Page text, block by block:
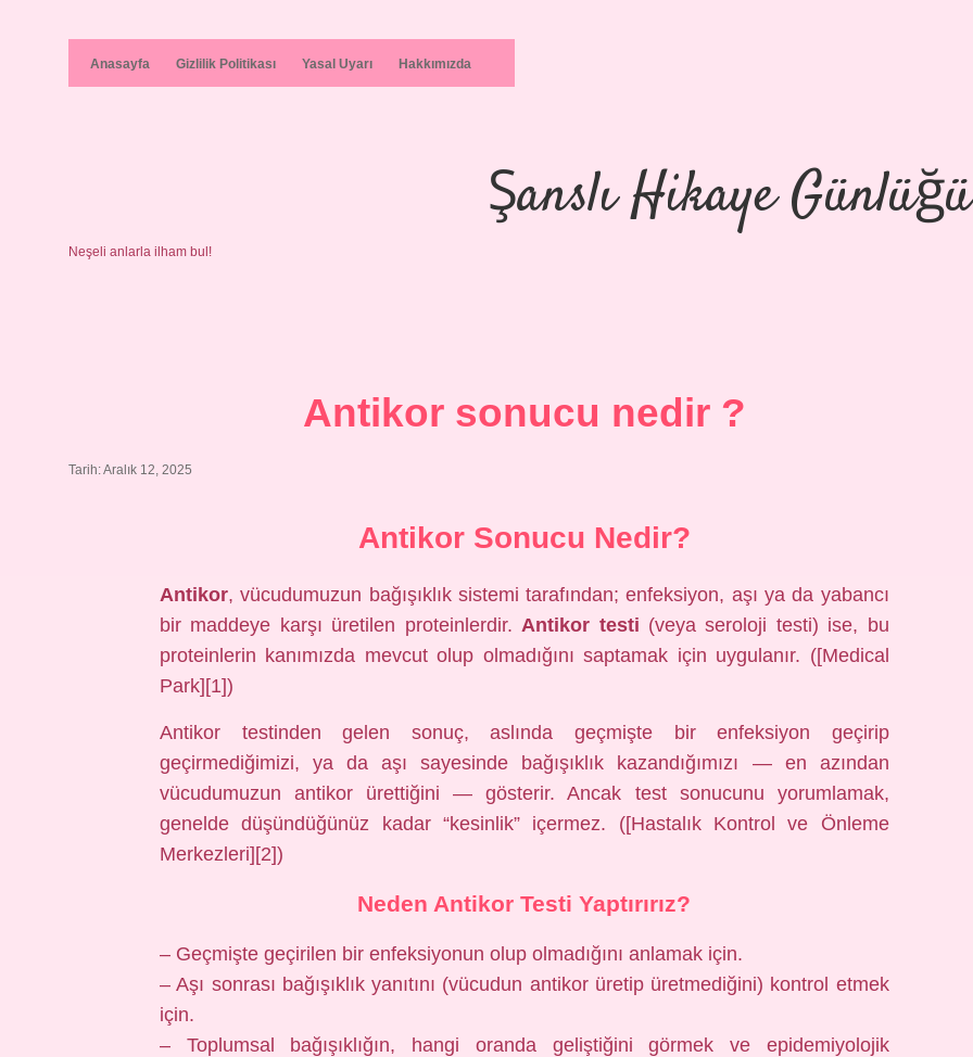
Anasayfa Gizlilik Politikası Yasal Uyarı Hakkımızda
Şanslı Hikaye Günlüğü
Neşeli anlarla ilham bul!
Antikor sonucu nedir ?
Tarih: Aralık 12, 2025
Antikor Sonucu Nedir?
Antikor, vücudumuzun bağışıklık sistemi tarafından; enfeksiyon, aşı ya da yabancı
bir maddeye karşı üretilen proteinlerdir.Antikor testi (veya seroloji testi) ise, bu
proteinlerin kanımızda mevcut olup olmadığını saptamak için uygulanır. ([Medical
Park][1])
Antikor testinden gelen sonuç, aslında geçmişte bir enfeksiyon geçirip
geçirmediğimizi, ya da aşı sayesinde bağışıklık kazandığımızı — en azından
vücudumuzun antikor ürettiğini — gösterir. Ancak test sonucunu yorumlamak,
genelde düşündüğünüz kadar “kesinlik” içermez. ([Hastalık Kontrol ve Önleme
Merkezleri][2])
Neden Antikor Testi Yaptırırız?
– Geçmişte geçirilen bir enfeksiyonun olup olmadığını anlamak için.
– Aşı sonrası bağışıklık yanıtını (vücudun antikor üretip üretmediğini) kontrol etmek
için.
– Toplumsal bağışıklığın, hangi oranda geliştiğini görmek ve epidemiyolojik